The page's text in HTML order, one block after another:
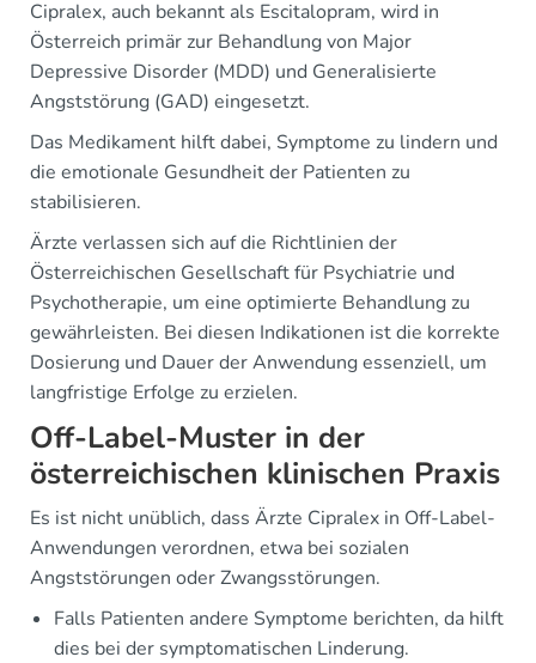
Cipralex, auch bekannt als Escitalopram, wird in
Österreich primär zur Behandlung von Major
Depressive Disorder (MDD) und Generalisierte
Angststörung (GAD) eingesetzt.
Das Medikament hilft dabei, Symptome zu lindern und
die emotionale Gesundheit der Patienten zu
stabilisieren.
Ärzte verlassen sich auf die Richtlinien der
Österreichischen Gesellschaft für Psychiatrie und
Psychotherapie, um eine optimierte Behandlung zu
gewährleisten. Bei diesen Indikationen ist die korrekte
Dosierung und Dauer der Anwendung essenziell, um
langfristige Erfolge zu erzielen.
Off-Label-Muster in der
österreichischen klinischen Praxis
Es ist nicht unüblich, dass Ärzte Cipralex in Off-Label-
Anwendungen verordnen, etwa bei sozialen
Angststörungen oder Zwangsstörungen.
Falls Patienten andere Symptome berichten, da hilft
dies bei der symptomatischen Linderung.